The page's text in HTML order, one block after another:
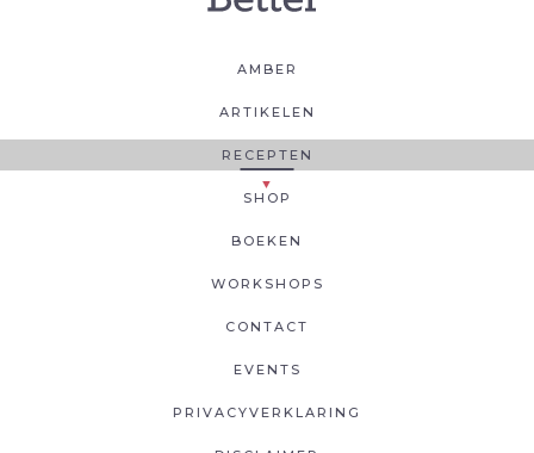
AMBER
ARTIKELEN
RECEPTEN
SHOP
BOEKEN
WORKSHOPS
CONTACT
EVENTS
PRIVACYVERKLARING